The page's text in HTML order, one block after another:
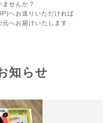
せんか？
へお送りいただければ
へお届けいたします
知らせ